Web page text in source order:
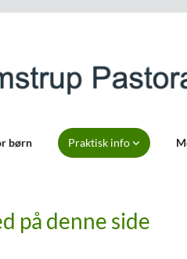
børn Praktisk info
på denne side